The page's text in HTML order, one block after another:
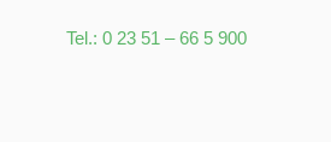
Tel.:0 23 51 – 66 5 900